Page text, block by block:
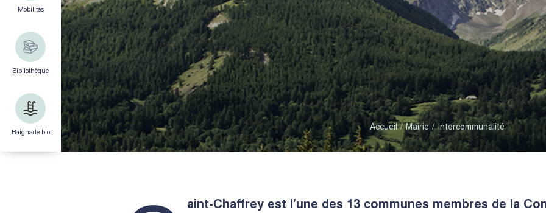
Accueil Mairie Intercommunalité
Mobilités
Bibliothèque
Baignade bio
aint-Chaffrey est l'une des 13 communes membres de la